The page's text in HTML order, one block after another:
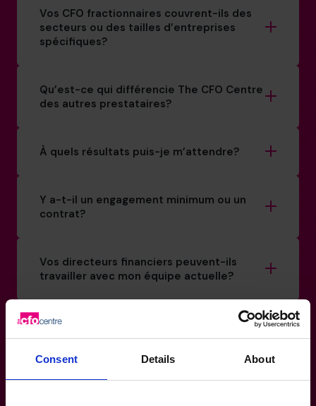
Consent Details About
Vos CFO fractionnaires couvrent-ils des
secteurs ou des tailles d’entreprises
spécifiques?
Qu’est-ce qui différencie The CFO Centre
des autres prestataires?
À quels résultats puis-je m’attendre?
Y a-t-il un engagement minimum ou un
contrat?
Vos directeurs financiers peuvent-ils
travailler avec mon équipe actuelle?
Comment trouvez-vous un CFO
fractionnaire adapté à mon entreprise?